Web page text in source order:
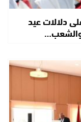
دلالات عيد
والشعب…